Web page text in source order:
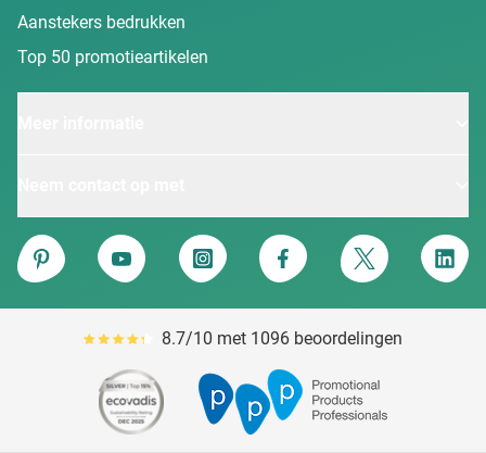
Aanstekers bedrukken
Top 50 promotieartikelen
Van Heijster
Pinterest
YouTube Instagram Facebook Twitter
Gemiddeld reviewpercentage is 87
8.7/10 met 1096 beoordelingen